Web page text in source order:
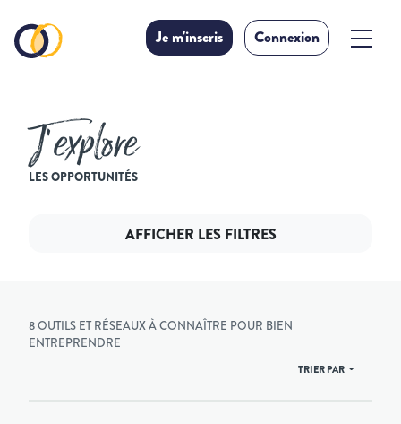
Je m'inscris Connexion
J’explore
LES OPPORTUNITÉS
AFFICHER LES FILTRES
8 OUTILS ET RÉSEAUX À CONNAÎTRE POUR BIEN
ENTREPRENDRE
TRIER PAR